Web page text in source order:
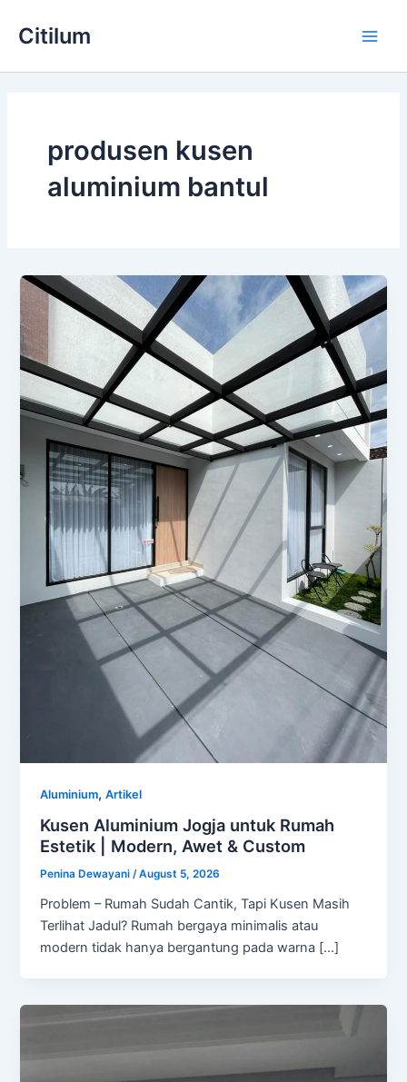
Citilum
produsen kusen
aluminium bantul
Aluminium,Artikel
Kusen Aluminium Jogja untuk Rumah
Estetik | Modern, Awet & Custom
Penina Dewayani/August 5, 2026
Problem – Rumah Sudah Cantik, Tapi Kusen Masih
Terlihat Jadul? Rumah bergaya minimalis atau
modern tidak hanya bergantung pada warna […]